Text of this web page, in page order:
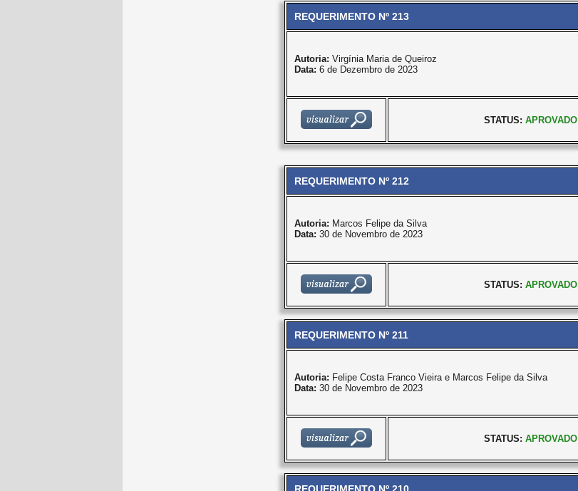
REQUERIMENTO Nº 213
Autoria: Virgínia Maria de Queiroz
Data: 6 de Dezembro de 2023
STATUS: APROVADO
REQUERIMENTO Nº 212
Autoria: Marcos Felipe da Silva
Data: 30 de Novembro de 2023
STATUS: APROVADO
REQUERIMENTO Nº 211
Autoria: Felipe Costa Franco Vieira e Marcos Felipe da Silva
Data: 30 de Novembro de 2023
STATUS: APROVADO